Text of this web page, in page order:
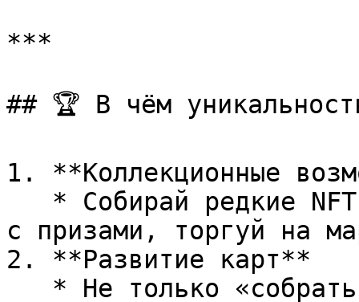
***
## 🏆 В чём
1. **Коллекционные
с призами, торгуй на
2. **Развитие карт**